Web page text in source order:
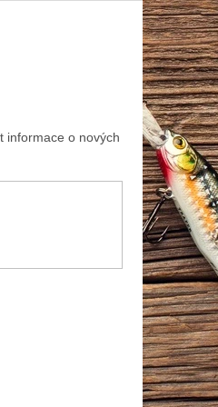
informace o nových